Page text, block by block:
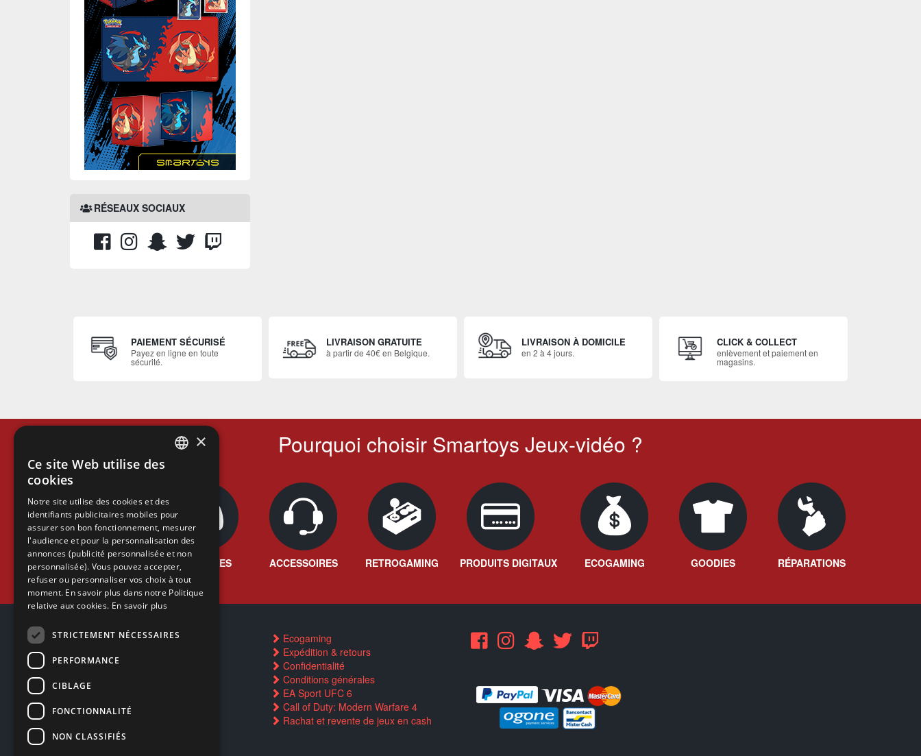
RÉSEAUX SOCIAUX
PAIEMENT SÉCURISÉ
Payez en ligne en toute
sécurité.
LIVRAISON GRATUITE
à partir de 40€ en Belgique.
LIVRAISON À DOMICILE
en 2 à 4 jours.
CLICK & COLLECT
enlèvement et paiement en
magasins.
Pourquoi choisir Smartoys Jeux-vidéo ?
JEUX VIDÉO CONSOLES ACCESSOIRES RETROGAMING PRODUITS DIGITAUX ECOGAMING GOODIES RÉPARATIONS
Contactez-nous
Trouver un magasin
Rachat cartes Pokémon
Réservation par SMS
Restauration CD griffés
Smartpoints
Ecogaming
Expédition & retours
Confidentialité
Conditions générales
EA Sport UFC 6
Call of Duty: Modern Warfare 4
Rachat et revente de jeux en cash
ENGLISH
×
Ce site Web utilise des
cookies
Notre site utilise des cookies et des
identifiants publicitaires mobiles pour
assurer son bon fonctionnement, mesurer
l'audience et pour la personnalisation des
annonces (publicité personnalisée et non
personnalisée). Vous pouvez accepter,
refuser ou personnaliser vos choix à tout
moment. En savoir plus dans notre Politique
relative aux cookies. En savoir plus
STRICTEMENT NÉCESSAIRES
PERFORMANCE
CIBLAGE
FONCTIONNALITÉ
NON CLASSIFIÉS